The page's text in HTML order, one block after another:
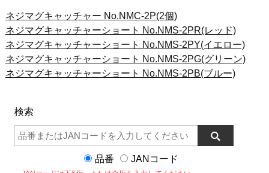
ネジマグキャッチャー No.NMC-2P(2個)
ネジマグキャッチャーショート No.NMS-2PR(レッド)
ネジマグキャッチャーショート No.NMS-2PY(イエロー)
ネジマグキャッチャーショート No.NMS-2PG(グリーン)
ネジマグキャッチャーショート No.NMS-2PB(ブルー)
検索
品番 JANコード